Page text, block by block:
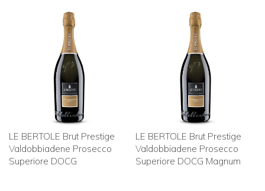
LE BERTOLE Brut Prestige
Valdobbiadene Prosecco
Superiore DOCG
LE BERTOLE Brut Prestige
Valdobbiadene Prosecco
Superiore DOCG Magnum